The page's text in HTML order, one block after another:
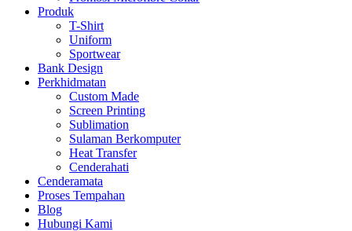
Produk
T-Shirt
Uniform
Sportwear
Bank Design
Perkhidmatan
Custom Made
Screen Printing
Sublimation
Sulaman Berkomputer
Heat Transfer
Cenderahati
Cenderamata
Proses Tempahan
Blog
Hubungi Kami